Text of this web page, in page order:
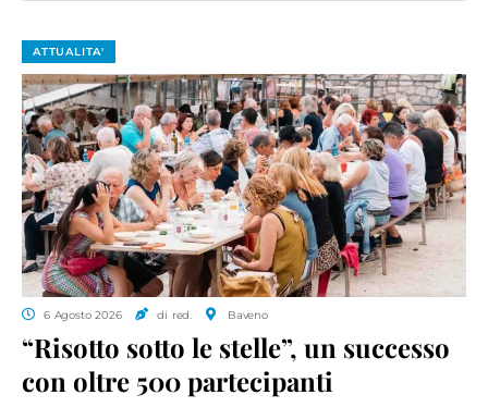
ATTUALITA'
6 Agosto 2026 di red. Baveno
“Risotto sotto le stelle”, un successo
con oltre 500 partecipanti